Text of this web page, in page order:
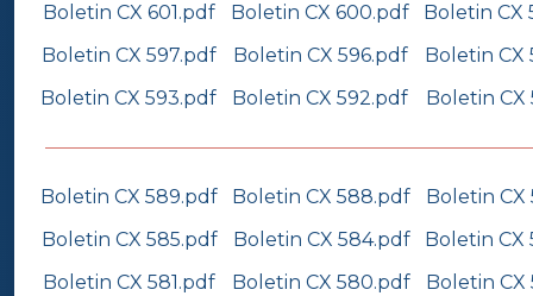
Boletin CX 601.pdf Boletin CX 600.pdf
Boletin CX
Boletin CX 597.pdf
Boletin CX 596.pdf
Boletin CX
Boletin CX 593.pdf
Boletin CX 592.pdf Boletin CX
Boletin CX 589.pdf Boletin CX 588.pdf
Boletin CX
Boletin CX 585.pdf
Boletin CX 584.pdf
Boletin CX
Boletin CX 581.pdf
Boletin CX 580.pdf Boletin CX